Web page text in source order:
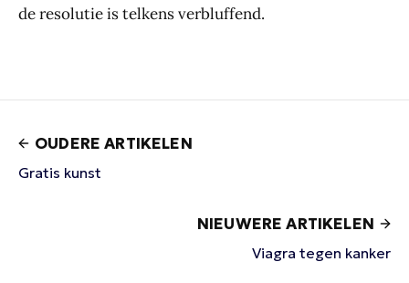
de resolutie is telkens verbluffend.
OUDERE ARTIKELEN
Gratis kunst
NIEUWERE ARTIKELEN
Viagra tegen kanker